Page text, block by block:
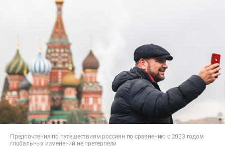
Предпочтения по путешествиям россиян по сравнению с 2023 годом
глобальных изменений не претерпели